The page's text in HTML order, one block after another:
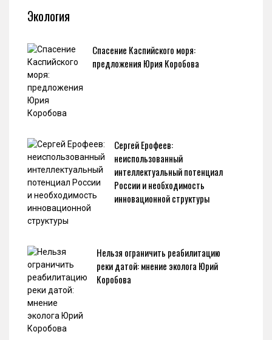
Экология
Спасение Каспийского моря:
предложения Юрия Коробова
Сергей Ерофеев:
неиспользованный
интеллектуальный потенциал
России и необходимость
инновационной структуры
Нельзя ограничить реабилитацию
реки датой: мнение эколога Юрий
Коробова